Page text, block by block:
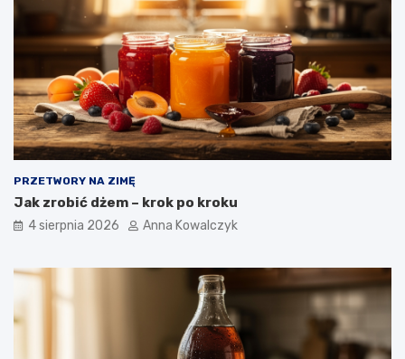
PRZETWORY NA ZIMĘ
Jak zrobić dżem – krok po kroku
4 sierpnia 2026 Anna Kowalczyk